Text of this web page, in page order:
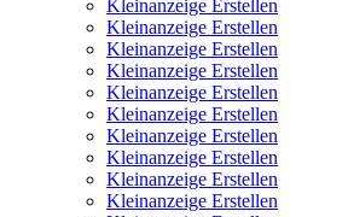
Kleinanzeige Erstellen
Kleinanzeige Erstellen
Kleinanzeige Erstellen
Kleinanzeige Erstellen
Kleinanzeige Erstellen
Kleinanzeige Erstellen
Kleinanzeige Erstellen
Kleinanzeige Erstellen
Kleinanzeige Erstellen
Kleinanzeige Erstellen